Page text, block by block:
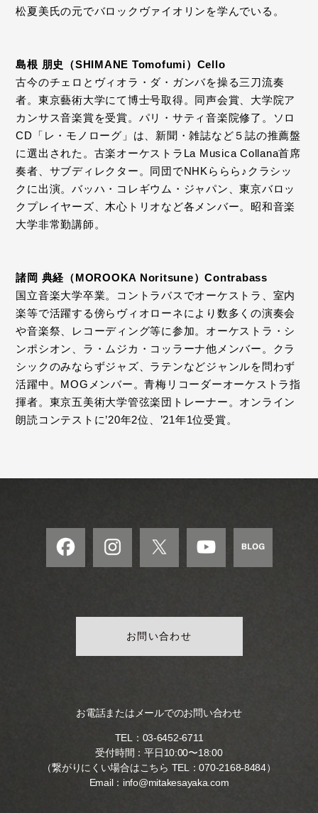
松夏美氏の元でバロックヴァイオリンを学んでいる。
島根 朋史（SHIMANE Tomofumi）Cello
古今のチェロとヴィオラ・ダ・ガンバを操る三刀流奏
者。東京藝術大学にて博士号取得。同声会賞、大学院ア
カンサス音楽賞を受賞。パリ・サティ音楽院修了。ソロ
CD「レ・モノローグ」は、新聞・雑誌など５誌の推薦盤
に選出された。古楽オーケストラLa Musica Collana首席
奏者、サブディレクター。同団でNHKららら♪クラシッ
クに出演。バッハ・コレギウム・ジャパン、東京バロッ
クプレイヤーズ、木心トリオなど各メンバー。昭和音楽
大学非常勤講師。
諸岡 典経（MOROOKA Noritsune）Contrabass
国立音楽大学卒業。コントラバスでオーケストラ、室内
楽等で活躍する傍らヴィオローネにより数多くの演奏会
や音楽祭、レコーディング等に参加。オーケストラ・シ
ンポシオン、ラ・ムジカ・コッラーナ他メンバー。クラ
シックのみならずジャズ、ラテンなどジャンルを問わず
活躍中。MOGメンバー。青梅リコーダーオーケストラ指
揮者。東京五美術大学管弦楽団トレーナー。オンライン
朗読コンテストに’20年2位、’21年1位受賞。
お問い合わせ
お電話またはメールでのお問い合わせ
TEL： 03-6452-6711
受付時間：平日10:00〜18:00
（繋がりにくい場合はこちら TEL：070-2168-8484）
Email： info@mitakesayaka.com